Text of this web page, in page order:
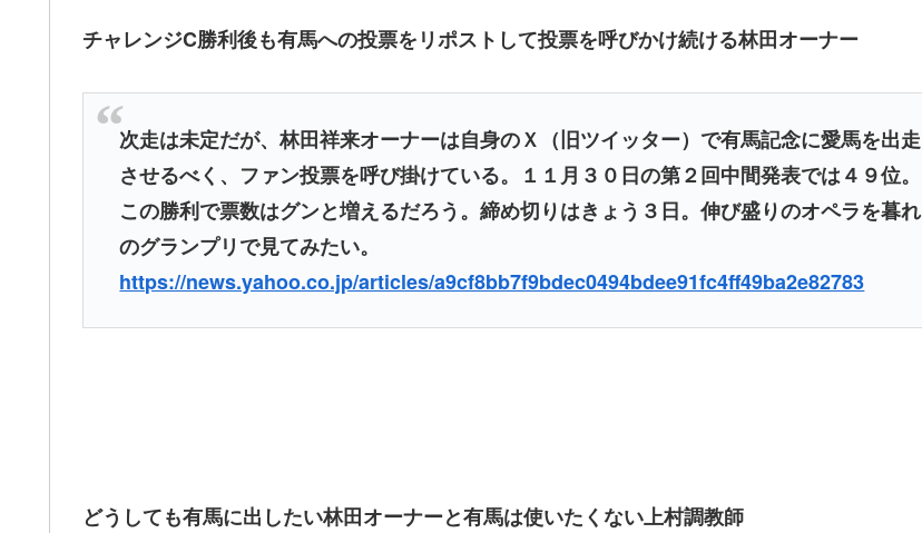
チャレンジC勝利後も有馬への投票をリポストして投票を呼びかけ続ける林田オーナー
次走は未定だが、林田祥来オーナーは自身のＸ（旧ツイッター）で有馬記念に愛馬を出走
させるべく、ファン投票を呼び掛けている。１１月３０日の第２回中間発表では４９位。
この勝利で票数はグンと増えるだろう。締め切りはきょう３日。伸び盛りのオペラを暮れ
のグランプリで見てみたい。
https://news.yahoo.co.jp/articles/a9cf8bb7f9bdec0494bdee91fc4ff49ba2e82783
どうしても有馬に出したい林田オーナーと有馬は使いたくない上村調教師